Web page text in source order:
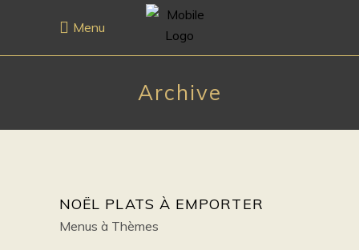
Menu
Archive
NOËL PLATS À EMPORTER
Menus à Thèmes